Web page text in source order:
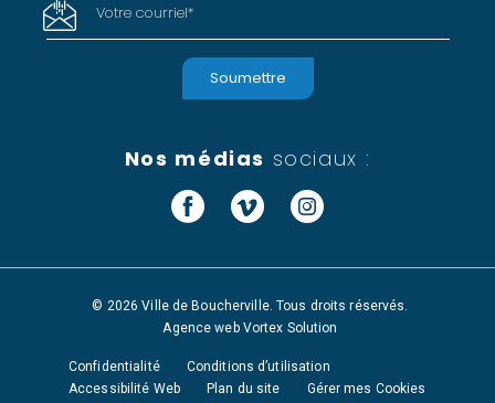
Votre courriel*
Nos médias sociaux :
Facebook
VimeoInstagram
© 2026 Ville de Boucherville. Tous droits réservés.
Agence web Vortex Solution
Confidentialité
Conditions d’utilisation
Accessibilité Web
Plan du site Gérer mes Cookies